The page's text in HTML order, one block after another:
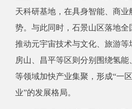
天科研基地，在具身智能、商
势。与此同时，石景山区落地全
推动元宇宙技术与文化、旅游等
房山、昌平等区则分别围绕氢
等领域加快产业集聚，形成“一
业”的发展格局。